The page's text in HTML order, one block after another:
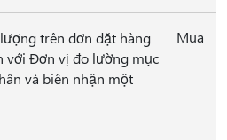
trên đơn đặt hàng
với Đơn vị đo lường mục
và biên nhận một
Mua